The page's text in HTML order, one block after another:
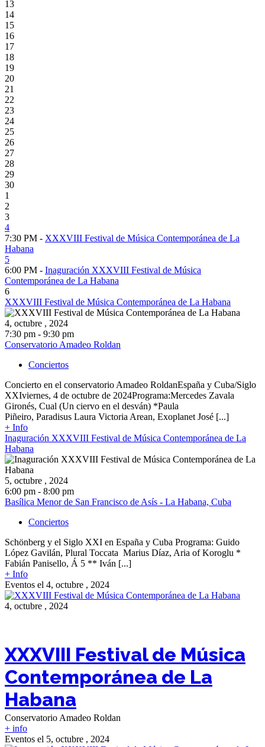
13
14
15
16
17
18
19
20
21
22
23
24
25
26
27
28
29
30
1
2
3
4
7:30 PM - XXXVIII Festival de Música Contemporánea de La
Habana
5
6:00 PM - Inaguración XXXVIII Festival de Música
Contemporánea de La Habana
6
XXXVIII Festival de Música Contemporánea de La Habana
4, octubre , 2024
7:30 pm - 9:30 pm
Conservatorio Amadeo Roldan
Conciertos
Concierto en el conservatorio Amadeo RoldanEspaña y Cuba/Siglo
XXIviernes, 4 de octubre de 2024Programa:Mercedes Zavala
Gironés, Cual (Un ciervo en el desván) *Paula
Piñeiro, Paradisus Laura Victoria Arean, Exoplanet José [...]
+ Info
Inaguración XXXVIII Festival de Música Contemporánea de La
Habana
5, octubre , 2024
6:00 pm - 8:00 pm
Basílica Menor de San Francisco de Asís - La Habana, Cuba
Conciertos
Schönberg y el Siglo XXI en España y Cuba Programa: Guido
López Gavilán, Plural Toccata Marius Díaz, Aria of Koroglu *
Fabián Panisello, Á 5 ** Iván [...]
+ Info
Eventos el 4, octubre , 2024
4, octubre , 2024
XXXVIII Festival de Música
Contemporánea de La
Habana
Conservatorio Amadeo Roldan
+ info
Eventos el 5, octubre , 2024